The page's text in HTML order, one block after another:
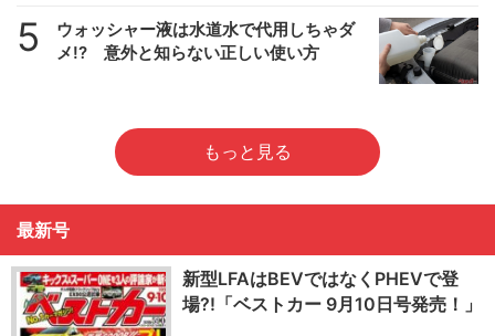
5
ウォッシャー液は水道水で代用しちゃダ
メ!? 意外と知らない正しい使い方
もっと見る
最新号
新型LFAはBEVではなくPHEVで登
場?!「ベストカー 9月10日号発売！」